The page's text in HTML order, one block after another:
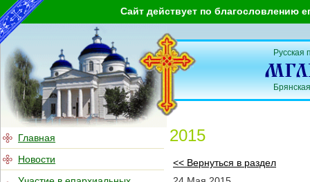
Сайт действует по благословлению
Главная
Новости
Русская
2015
<< Вернуться в раздел